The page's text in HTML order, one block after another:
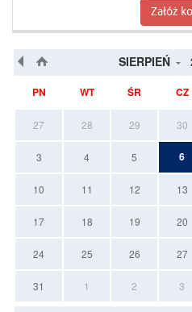
Załóż
SIERPIEŃ
PN WT ŚR CZ
27 28 29 30
3 4 5 6
10 11 12 13
17 18 19 20
24 25 26 27
31 1 2 3